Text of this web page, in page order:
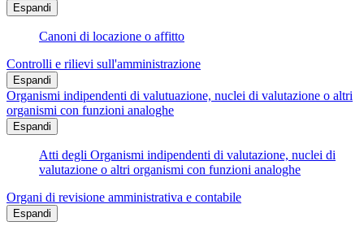
Espandi
Canoni di locazione o affitto
Controlli e rilievi sull'amministrazione
Espandi
Organismi indipendenti di valutuazione, nuclei di valutazione o altri
organismi con funzioni analoghe
Espandi
Atti degli Organismi indipendenti di valutazione, nuclei di
valutazione o altri organismi con funzioni analoghe
Organi di revisione amministrativa e contabile
Espandi